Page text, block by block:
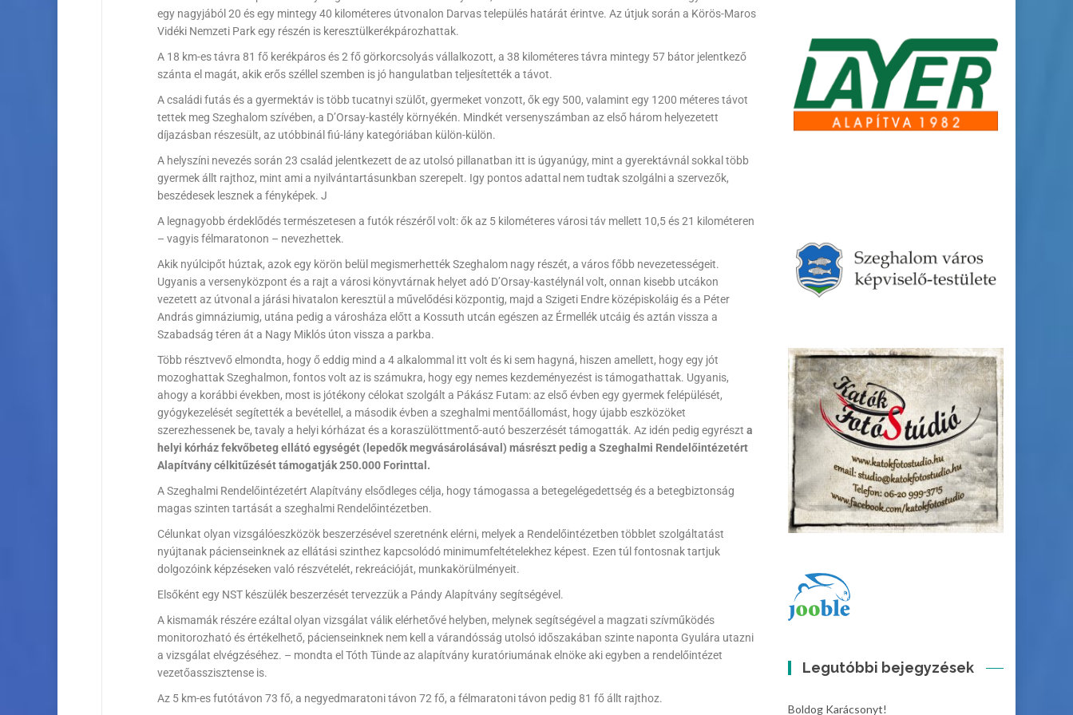
egy nagyjából 20 és egy mintegy 40 kilométeres útvonalon Darvas település határát érintve. Az útjuk során a Körös-Maros
Vidéki Nemzeti Park egy részén is keresztülkerékpározhattak.
A 18 km-es távra 81 fő kerékpáros és 2 fő görkorcsolyás vállalkozott, a 38 kilométeres távra mintegy 57 bátor jelentkező
szánta el magát, akik erős széllel szemben is jó hangulatban teljesítették a távot.
A családi futás és a gyermektáv is több tucatnyi szülőt, gyermeket vonzott, ők egy 500, valamint egy 1200 méteres távot
tettek meg Szeghalom szívében, a D’Orsay-kastély környékén. Mindkét versenyszámban az első három helyezetett
díjazásban részesült, az utóbbinál fiú-lány kategóriában külön-külön.
A helyszíni nevezés során 23 család jelentkezett de az utolsó pillanatban itt is úgyanúgy, mint a gyerektávnál sokkal több
gyermek állt rajthoz, mint ami a nyilvántartásunkban szerepelt. Igy pontos adattal nem tudtak szolgálni a szervezők,
beszédesek lesznek a fényképek. J
A legnagyobb érdeklődés természetesen a futók részéről volt: ők az 5 kilométeres városi táv mellett 10,5 és 21 kilométeren
– vagyis félmaratonon – nevezhettek.
Akik nyúlcipőt húztak, azok egy körön belül megismerhették Szeghalom nagy részét, a város főbb nevezetességeit.
Ugyanis a versenyközpont és a rajt a városi könyvtárnak helyet adó D’Orsay-kastélynál volt, onnan kisebb utcákon
vezetett az útvonal a járási hivatalon keresztül a művelődési központig, majd a Szigeti Endre középiskoláig és a Péter
András gimnáziumig, utána pedig a városháza előtt a Kossuth utcán egészen az Érmellék utcáig és aztán vissza a
Szabadság téren át a Nagy Miklós úton vissza a parkba.
Több résztvevő elmondta, hogy ő eddig mind a 4 alkalommal itt volt és ki sem hagyná, hiszen amellett, hogy egy jót
mozoghattak Szeghalmon, fontos volt az is számukra, hogy egy nemes kezdeményezést is támogathattak. Ugyanis,
ahogy a korábbi években, most is jótékony célokat szolgált a Pákász Futam: az első évben egy gyermek felépülését,
gyógykezelését segítették a bevétellel, a második évben a szeghalmi mentőállomást, hogy újabb eszközöket
szerezhessenek be, tavaly a helyi kórházat és a koraszülöttmentő-autó beszerzését támogatták. Az idén pedig egyrészt a
helyi kórház fekvőbeteg ellátó egységét (lepedők megvásárolásával) másrészt pedig a Szeghalmi Rendelőintézetért
Alapítvány célkitűzését támogatják 250.000 Forinttal.
A Szeghalmi Rendelőintézetért Alapítvány elsődleges célja, hogy támogassa a betegelégedettség és a betegbiztonság
magas szinten tartását a szeghalmi Rendelőintézetben.
Célunkat olyan vizsgálóeszközök beszerzésével szeretnénk elérni, melyek a Rendelőintézetben többlet szolgáltatást
nyújtanak pácienseinknek az ellátási szinthez kapcsolódó minimumfeltételekhez képest. Ezen túl fontosnak tartjuk
dolgozóink képzéseken való részvételét, rekreációját, munkakörülményeit.
Elsőként egy NST készülék beszerzését tervezzük a Pándy Alapítvány segítségével.
A kismamák részére ezáltal olyan vizsgálat válik elérhetővé helyben, melynek segítségével a magzati szívműködés
monitorozható és értékelhető, pácienseinknek nem kell a várandósság utolsó időszakában szinte naponta Gyulára utazni
a vizsgálat elvégzéséhez. – mondta el Tóth Tünde az alapítvány kuratóriumának elnöke aki egyben a rendelőintézet
vezetőasszisztense is.
Az 5 km-es futótávon 73 fő, a negyedmaratoni távon 72 fő, a félmaratoni távon pedig 81 fő állt rajthoz.
Legutóbbi bejegyzések
Boldog Karácsonyt!